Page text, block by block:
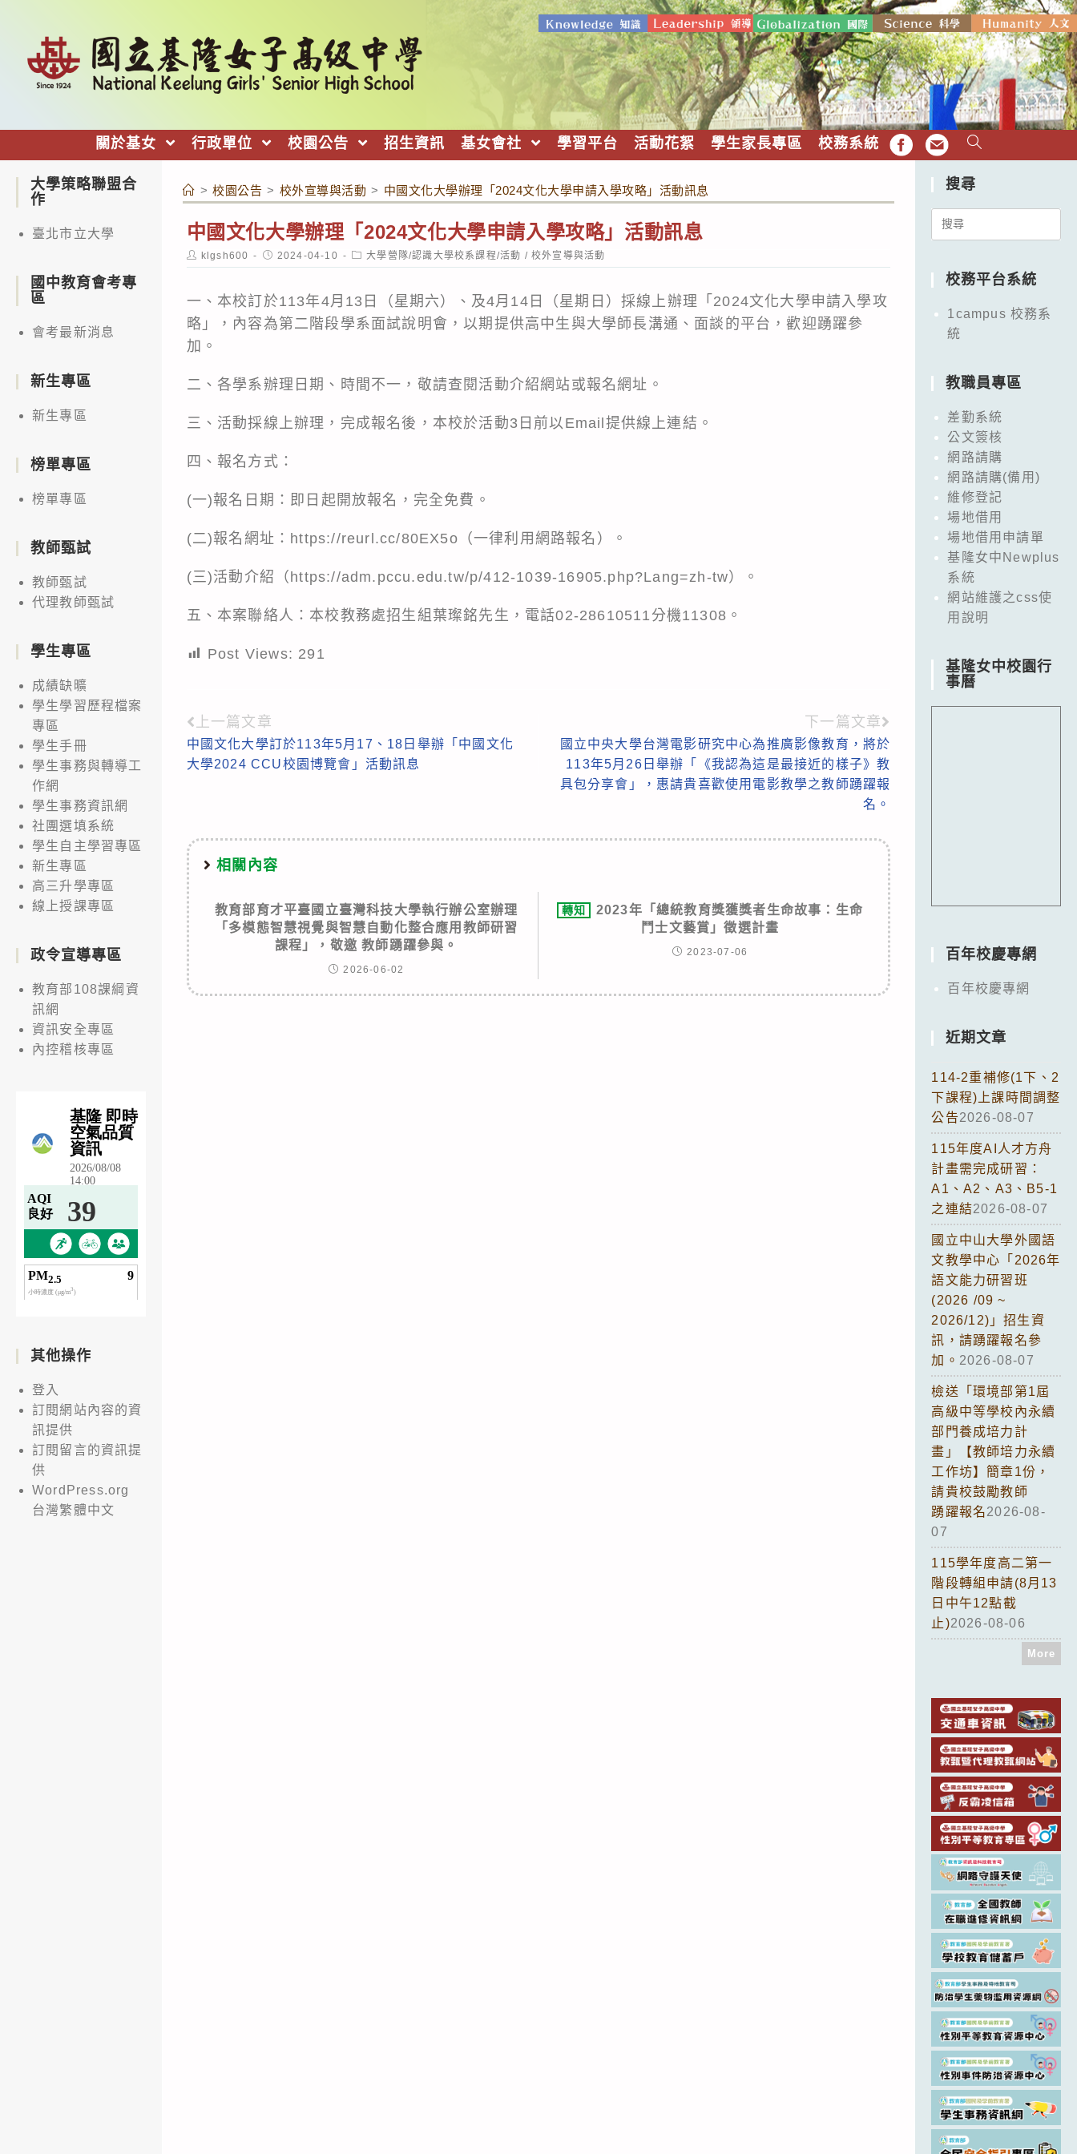
關於基女 行政單位 校園公告 招生資訊 基女會社 學習平台 活動花絮 學生家長專區 校務系統 FB EMAIL
> 校園公告 > 校外宣導與活動 > 中國文化大學辦理「2024文化大學申請入學攻略」活動訊息
中國文化大學辦理「2024文化大學申請入學攻略」活動訊息
Post
author:
klgsh600
Post
published:
2024-04-10
Post
category:
大學營隊/認識大學校系課程/活動 / 校外宣導與活動
一、本校訂於113年4月13日（星期六）、及4月14日（星期日）採線上辦理「2024文化大學申請入學攻
略」，內容為第二階段學系面試說明會，以期提供高中生與大學師長溝通、面談的平台，歡迎踴躍參
加。
二、各學系辦理日期、時間不一，敬請查閱活動介紹網站或報名網址。
三、活動採線上辦理，完成報名後，本校於活動3日前以Email提供線上連結。
四、報名方式：
(一)報名日期：即日起開放報名，完全免費。
(二)報名網址： https://reurl.cc/80EX5o （一律利用網路報名）。
(三)活動介紹（https://adm.pccu.edu.tw/p/412-1039-16905.php?Lang=zh-tw）。
五、本案聯絡人：本校教務處招生組葉璨銘先生，電話02-28610511分機11308。
Post Views: 291
Read
more
上一篇文章
中國文化大學訂於113年5月17、18日舉辦「中國文化
大學2024 CCU校園博覽會」活動訊息
下一篇文章
國立中央大學台灣電影研究中心為推廣影像教育，將於
113年5月26日舉辦「《我認為這是最接近的樣子》教
具包分享會」，惠請貴喜歡使用電影教學之教師踴躍報
名。
相關內容
教育部育才平臺國立臺灣科技大學執行辦公室辦理
「多模態智慧視覺與智慧自動化整合應用教師研習
課程」，敬邀 教師踴躍參與。
2026-06-02
轉知
2023年「總統教育獎獲獎者生命故事：生命
鬥士文藝賞」徵選計畫
2023-07-06
大學策略聯盟合
作
臺北市立大學
國中教育會考專
區
會考最新消息
新生專區
新生專區
榜單專區
榜單專區
教師甄試
教師甄試
代理教師甄試
學生專區
成績缺曠
學生學習歷程檔案
專區
學生手冊
學生事務與轉導工
作網
學生事務資訊網
社團選填系統
學生自主學習專區
新生專區
高三升學專區
線上授課專區
政令宣導專區
教育部108課綱資
訊網
資訊安全專區
內控稽核專區
其他操作
登入
訂閱網站內容的資
訊提供
訂閱留言的資訊提
供
WordPress.org
台灣繁體中文
搜尋
Search
校務平台系統
1campus 校務系
統
教職員專區
差勤系統
公文簽核
網路請購
網路請購(備用)
維修登記
場地借用
場地借用申請單
基隆女中Newplus
系統
網站維護之css使
用說明
基隆女中校園行
事曆
百年校慶專網
百年校慶專網
近期文章
114-2重補修(1下、2
下課程)上課時間調整
公告2026-08-07
115年度AI人才方舟
計畫需完成研習：
A1、A2、A3、B5-1
之連結2026-08-07
國立中山大學外國語
文教學中心「2026年
語文能力研習班
(2026 /09 ~
2026/12)」招生資
訊，請踴躍報名參
加。 2026-08-07
檢送「環境部第1屆
高級中等學校內永續
部門養成培力計
畫」【教師培力永續
工作坊】簡章1份，
請貴校鼓勵教師
踴躍報名2026-08-
07
115學年度高二第一
階段轉組申請(8月13
日中午12點截
止)2026-08-06
More